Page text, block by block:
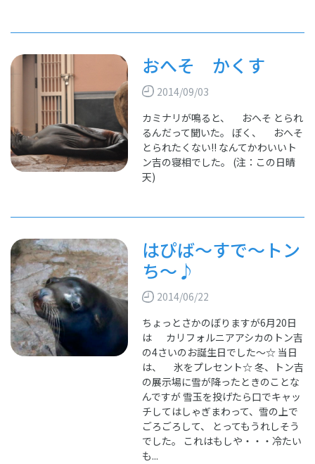
おへそ かくす
2014/09/03
カミナリが鳴ると、 おへそ とられ
るんだって聞いた。 ぼく、 おへそ
とられたくない!! なんてかわいいト
ン吉の寝相でした。 (注：この日晴
天)
はぴば～すで～トン
ち～♪
2014/06/22
ちょっとさかのぼりますが6月20日
は カリフォルニアアシカのトン吉
の4さいのお誕生日でした～☆ 当日
は、 氷をプレセント☆ 冬、トン吉
の展示場に雪が降ったときのことな
んですが 雪玉を投げたら口でキャッ
チしてはしゃぎまわって、雪の上で
ごろごろして、 とってもうれしそう
でした。 これはもしや・・・冷たい
も...